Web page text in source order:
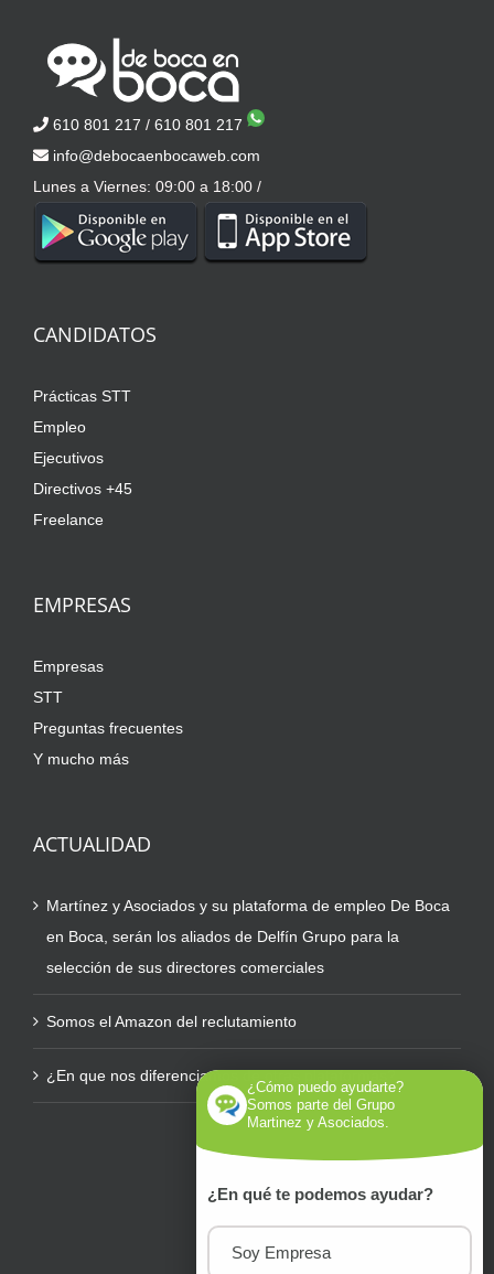
610 801 217 / 610 801 217
info@debocaenbocaweb.com
Lunes a Viernes: 09:00 a 18:00 /
CANDIDATOS
Prácticas STT
Empleo
Ejecutivos
Directivos +45
Freelance
EMPRESAS
Empresas
STT
Preguntas frecuentes
Y mucho más
ACTUALIDAD
Martínez y Asociados y su plataforma de empleo De Boca
en Boca, serán los aliados de Delfín Grupo para la
selección de sus directores comerciales
Somos el Amazon del reclutamiento
¿En que nos diferenciamos de otras plataformas?
¿Cómo puedo ayudarte?
Somos parte del Grupo
Martinez y Asociados.
¿En qué te podemos ayudar?
Soy Empresa